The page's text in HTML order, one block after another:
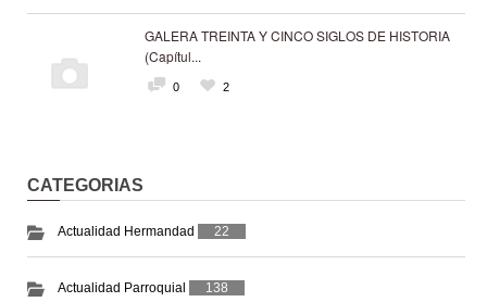
GALERA TREINTA Y CINCO SIGLOS DE HISTORIA
(Capítul...
0 2
CATEGORIAS
Actualidad Hermandad 22
Actualidad Parroquial 138